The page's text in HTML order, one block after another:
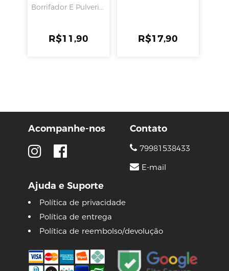
Borrifador E Pulveri...
R$11,90 R$17,90
Acompanhe-nos
Ajuda e Suporte
Política de privacidade
Política de entrega
Política de reembolso/devolução
Contato
79981538433
E-mail